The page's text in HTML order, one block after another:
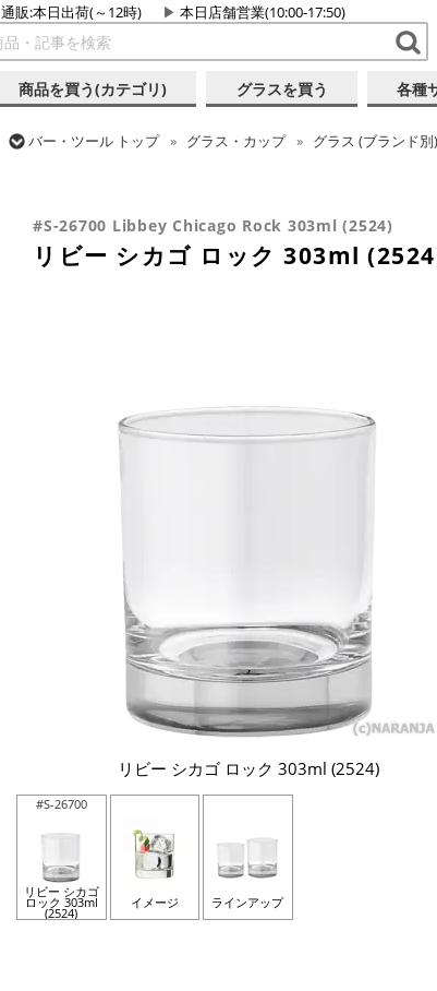
通販:本日出荷(～12時) 本日店舗営業(10:00-17:50)
商品を買う(カテゴリ) グラスを買う 各種
バー・ツール トップ グラス・カップ グラス (ブランド別)
#S-26700 Libbey Chicago Rock 303ml (2524)
リビー シカゴ ロック 303ml
リビー シカゴ ロック 303ml (2524)
#S-26700
リビー シカゴ
ロック 303ml
(2524)
イメージ ラインアップ